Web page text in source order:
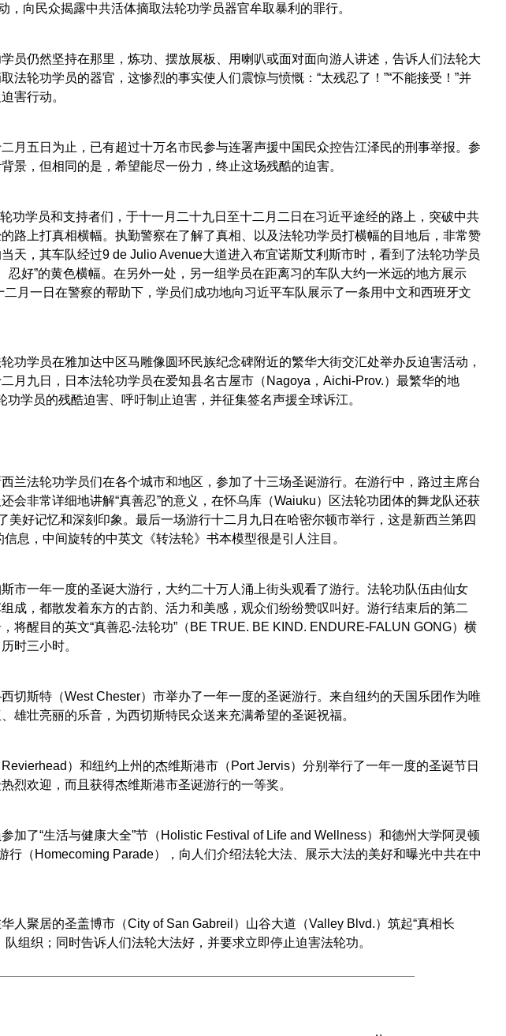
向民众揭露中共活体摘取法轮功学员器官牟取暴利的罪行。
员仍然坚持在那里，炼功、摆放展板、用喇叭或面对面向游人讲述，告诉人们法轮大
法轮功学员的器官，这惨烈的事实使人们震惊与愤慨：“太残忍了！”“不能接受！”并
害行动。
月五日为止，已有超过十万名市民参与连署声援中国民众控告江泽民的刑事举报。参
景，但相同的是，希望能尽一份力，终止这场残酷的迫害。
功学员和支持者们，于十一月二十九日至十二月二日在习近平途经的路上，突破中共
路上打真相横幅。执勤警察在了解了真相、以及法轮功学员打横幅的目地后，非常赞
天，其车队经过9 de Julio Avenue大道进入布宜诺斯艾利斯市时，看到了法轮功学员
忍好”的黄色横幅。在另外一处，另一组学员在距离习的车队大约一米远的地方展示
二月一日在警察的帮助下，学员们成功地向习近平车队展示了一条用中文和西班牙文
功学员在雅加达中区马雕像圆环民族纪念碑附近的繁华大街交汇处举办反迫害活动，
月九日，日本法轮功学员在爱知县名古屋市（Nagoya，Aichi-Prov.）最繁华的地
学员的残酷迫害、呼吁制止迫害，并征集签名声援全球诉江。
兰法轮功学员们在各个城市和地区，参加了十三场圣诞游行。在游行中，路过主席台
会非常详细地讲解“真善忍”的意义，在怀乌库（Waiuku）区法轮功团体的舞龙队还获
美好记忆和深刻印象。最后一场游行十二月九日在哈密尔顿市举行，这是新西兰第四
息，中间旋转的中英文《转法轮》书本模型很是引人注目。
市一年一度的圣诞大游行，大约二十万人涌上街头观看了游行。法轮功队伍由仙女
成，都散发着东方的古韵、活力和美感，观众们纷纷赞叹叫好。游行结束后的第二
将醒目的英文“真善忍-法轮功”（BE TRUE. BE KIND. ENDURE-FALUN GONG）横
时三小时。
斯特（West Chester）市举办了一年一度的圣诞游行。来自纽约的天国乐团作为唯
雄壮亮丽的乐音，为西切斯特民众送来充满希望的圣诞祝福。
）和纽约上州的杰维斯港市（Port Jervis）分别举行了一年一度的圣诞节日
烈欢迎，而且获得杰维斯港市圣诞游行的一等奖。
加了“生活与健康大全”节（Holistic Festival of Life and Wellness）和德州大学阿灵顿
行（Homecoming Parade），向人们介绍法轮大法、展示大法的美好和曝光中共在中
人聚居的圣盖博市（City of San Gabreil）山谷大道（Valley Blvd.）筑起“真相长
组织；同时告诉人们法轮大法好，并要求立即停止迫害法轮功。